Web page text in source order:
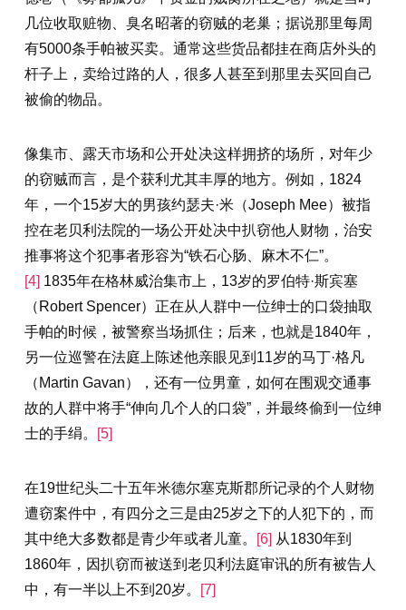
几位收取赃物、臭名昭著的窃贼的老巢；据说那里每周
有5000条手帕被买卖。通常这些货品都挂在商店外头的
杆子上，卖给过路的人，很多人甚至到那里去买回自己
被偷的物品。
像集市、露天市场和公开处决这样拥挤的场所，对年少
的窃贼而言，是个获利尤其丰厚的地方。例如，1824
年，一个15岁大的男孩约瑟夫·米（Joseph Mee）被指
控在老贝利法院的一场公开处决中扒窃他人财物，治安
推事将这个犯事者形容为“铁石心肠、麻木不仁”。
[4] 1835年在格林威治集市上，13岁的罗伯特·斯宾塞
（Robert Spencer）正在从人群中一位绅士的口袋抽取
手帕的时候，被警察当场抓住；后来，也就是1840年，
另一位巡警在法庭上陈述他亲眼见到11岁的马丁·格凡
（Martin Gavan），还有一位男童，如何在围观交通事
故的人群中将手“伸向几个人的口袋”，并最终偷到一位绅
士的手绢。
[5]
在19世纪头二十五年米德尔塞克斯郡所记录的个人财物
遭窃案件中，有四分之三是由25岁之下的人犯下的，而
其中绝大多数都是青少年或者儿童。
[6] 从1830年到
1860年，因扒窃而被送到老贝利法庭审讯的所有被告人
中，有一半以上不到20岁。
[7]